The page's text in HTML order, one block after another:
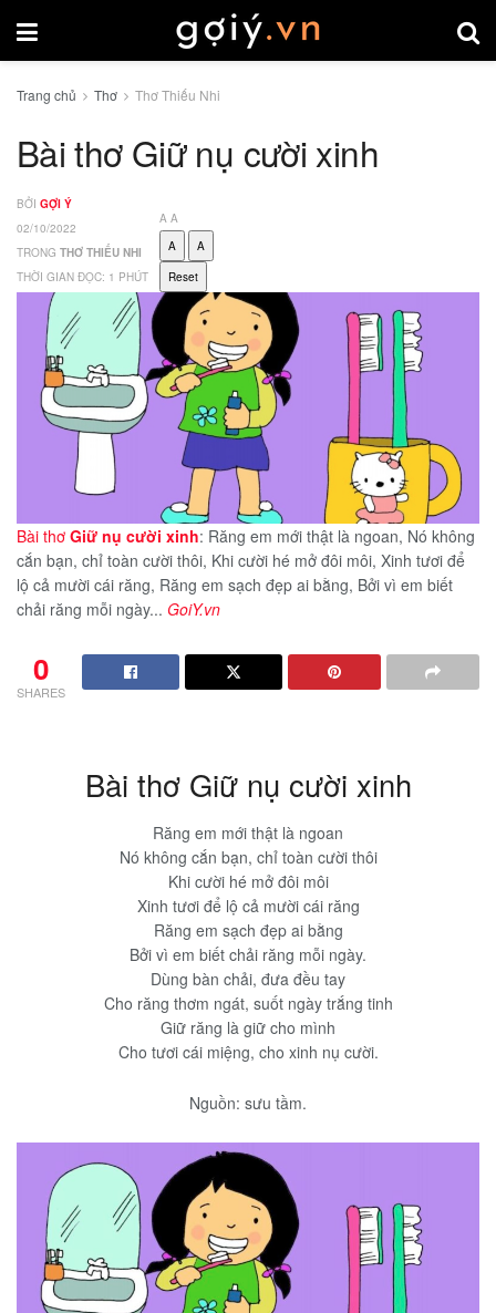
Trang chủ Thơ Thơ Thiếu Nhi
Bài thơ Giữ nụ cười xinh
BỞI GỢI Ý
02/10/2022
TRONG THƠ THIẾU NHI
THỜI GIAN ĐỌC: 1 PHÚT
A A
A
A
Reset
Bài thơ Giữ nụ cười xinh: Răng em mới thật là ngoan, Nó không
cắn bạn, chỉ toàn cười thôi, Khi cười hé mở đôi môi, Xinh tươi để
lộ cả mười cái răng, Răng em sạch đẹp ai bằng, Bởi vì em biết
chải răng mỗi ngày... GoiY.vn
0
SHARES
Bài thơ Giữ nụ cười xinh
Răng em mới thật là ngoan
Nó không cắn bạn, chỉ toàn cười thôi
Khi cười hé mở đôi môi
Xinh tươi để lộ cả mười cái răng
Răng em sạch đẹp ai bằng
Bởi vì em biết chải răng mỗi ngày.
Dùng bàn chải, đưa đều tay
Cho răng thơm ngát, suốt ngày trắng tinh
Giữ răng là giữ cho mình
Cho tươi cái miệng, cho xinh nụ cười.
Nguồn: sưu tầm.